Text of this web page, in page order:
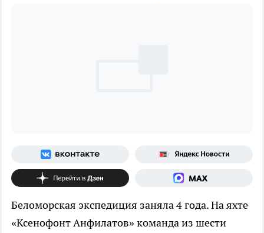
Беломорская экспедиция заняла 4 года.На яхте
«Ксенофонт Анфилатов» команда из шести